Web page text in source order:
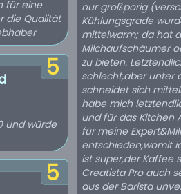
für eine
die Qualität
5
und würde
5
nur großporig
Kühlungsgrade
mittelwarm; da hat
Milchaufschäumer
zu bieten.
schlecht,aber unter
schneidet sich
habe mich
und für das Kitchen
für meine
entschieden,womit
ist super,der Kaffee
Creatista Pro auch
aus der Barista